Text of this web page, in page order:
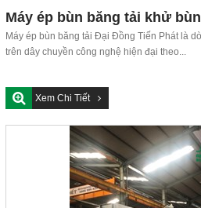
Máy ép bùn băng tải khử
Máy ép bùn băng tải Đại Đồng Tiến Phát là
trên dây chuyền công nghệ hiện đại theo...
Xem Chi Tiết